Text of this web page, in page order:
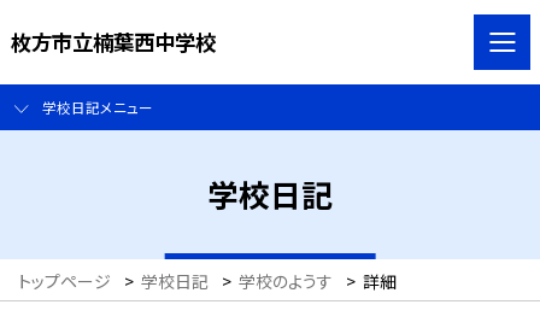
枚方市立楠葉西中学校
学校日記メニュー
学校日記
トップページ > 学校日記 > 学校のようす > 詳細